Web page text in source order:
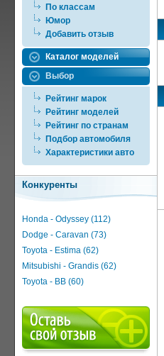
По классам
Юмор
Добавить отзыв
Каталог моделей
Выбор
Рейтинг марок
Рейтинг моделей
Рейтинг по странам
Подбор автомобиля
Характеристики авто
Конкуренты
Honda - Odyssey (112)
Dodge - Caravan (73)
Toyota - Estima (62)
Mitsubishi - Grandis (62)
Toyota - BB (60)